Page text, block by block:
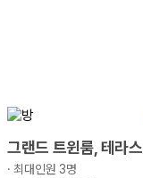
저가 가격비교
그랜드 트윈룸, 테라스
·최대인원 3명